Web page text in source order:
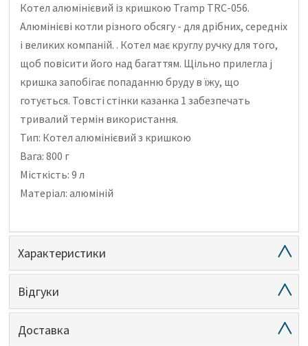
Котел алюмінієвий із кришкою Tramp TRC-056.
Алюмінієві котли різного обсягу - для дрібних, середніх
і великих компаній. . Котел має круглу ручку для того,
щоб повісити його над багаттям. Щільно прилегла j
кришка запобігає попаданню бруду в їжу, що
готується. Товсті стінки казанка 1 забезпечать
тривалий термін використання.
Тип: Котел алюмінієвий з кришкою
Вага: 800 г
Місткість: 9 л
Матеріал: алюміній
Характеристики
Відгуки
Доставка